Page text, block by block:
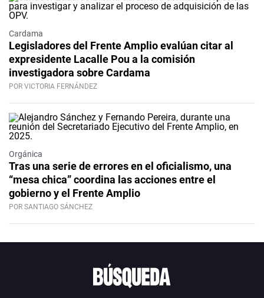
Cardama
Legisladores del Frente Amplio evalúan citar al
expresidente Lacalle Pou a la comisión
investigadora sobre Cardama
POR VICTORIA FERNÁNDEZ
Orgánica
Tras una serie de errores en el oficialismo, una
“mesa chica” coordina las acciones entre el
gobierno y el Frente Amplio
POR SANTIAGO SÁNCHEZ